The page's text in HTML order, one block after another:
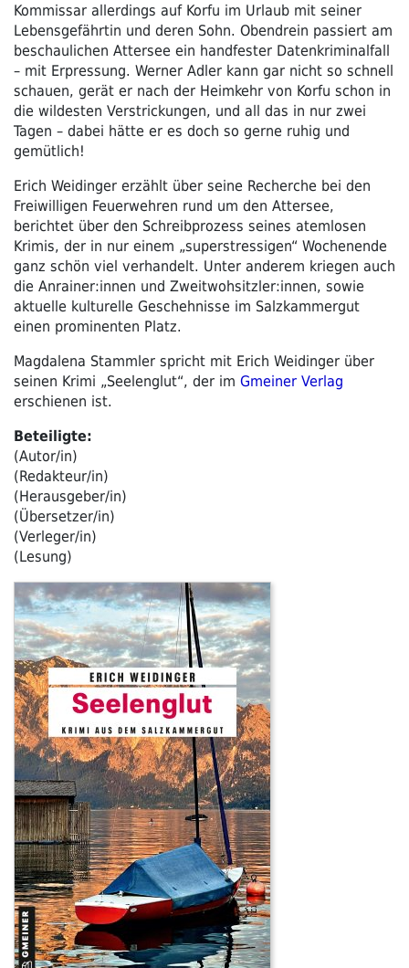
Kommissar allerdings auf Korfu im Urlaub mit seiner
Lebensgefährtin und deren Sohn. Obendrein passiert am
beschaulichen Attersee ein handfester Datenkriminalfall
– mit Erpressung. Werner Adler kann gar nicht so schnell
schauen, gerät er nach der Heimkehr von Korfu schon in
die wildesten Verstrickungen, und all das in nur zwei
Tagen – dabei hätte er es doch so gerne ruhig und
gemütlich!
Erich Weidinger erzählt über seine Recherche bei den
Freiwilligen Feuerwehren rund um den Attersee,
berichtet über den Schreibprozess seines atemlosen
Krimis, der in nur einem „superstressigen“ Wochenende
ganz schön viel verhandelt. Unter anderem kriegen auch
die Anrainer:innen und Zweitwohsitzler:innen, sowie
aktuelle kulturelle Geschehnisse im Salzkammergut
einen prominenten Platz.
Magdalena Stammler spricht mit Erich Weidinger über
seinen Krimi „Seelenglut“, der im Gmeiner Verlag
erschienen ist.
Beteiligte:
(Autor/in)
(Redakteur/in)
(Herausgeber/in)
(Übersetzer/in)
(Verleger/in)
(Lesung)